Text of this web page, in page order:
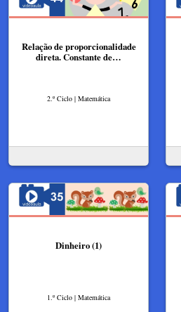
Relação de proporcionalidade
direta. Constante de…
2.º Ciclo | Matemática
Dinheiro (1)
1.º Ciclo | Matemática